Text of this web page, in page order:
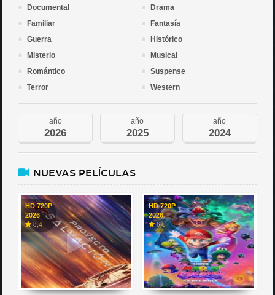
Documental
Drama
Familiar
Fantasía
Guerra
Histórico
Misterio
Musical
Romántico
Suspense
Terror
Western
año
2026
año
2025
año
2024
NUEVAS PELÍCULAS
HD 720P
2026
8,4
HD 720P
2026
6,6